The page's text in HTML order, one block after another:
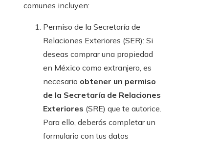
comunes incluyen:
Permiso de la Secretaría de
Relaciones Exteriores (SER): Si
deseas comprar una propiedad
en México como extranjero, es
necesario obtener un permiso
de la Secretaría de Relaciones
Exteriores (SRE) que te autorice.
Para ello, deberás completar un
formulario con tus datos